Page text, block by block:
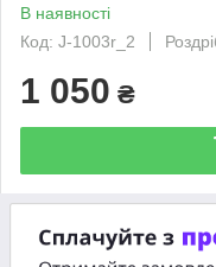
В наявності
Код: J-1003r_2
1 050 ₴